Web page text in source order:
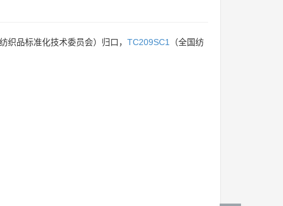
纺织品标准化技术委员会）归口， TC209SC1
（全国纺